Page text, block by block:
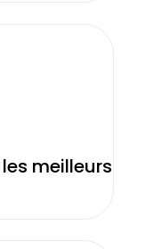
meilleurs